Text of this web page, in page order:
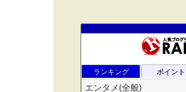
ランキング ポイント